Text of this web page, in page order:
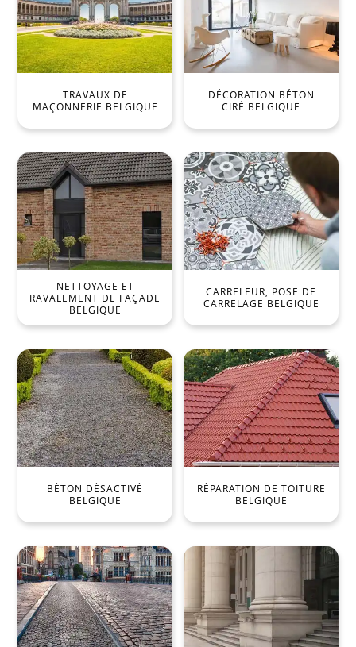
TRAVAUX DE
MAÇONNERIE BELGIQUE
DÉCORATION BÉTON
CIRÉ BELGIQUE
NETTOYAGE ET
RAVALEMENT DE FAÇADE
BELGIQUE
CARRELEUR, POSE DE
CARRELAGE BELGIQUE
BÉTON DÉSACTIVÉ
BELGIQUE
RÉPARATION DE TOITURE
BELGIQUE